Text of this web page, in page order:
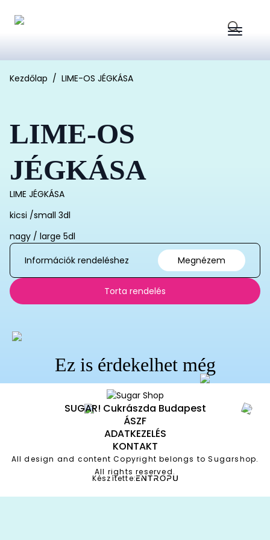
Search
Kezdőlap LIME-OS JÉGKÁSA
LIME-OS
JÉGKÁSA
LIME JÉGKÁSA
kicsi /small 3dl
nagy / large 5dl
Információk rendeléshez
Megnézem
Torta rendelés
Ez is érdekelhet még
SUGAR! Cukrászda Budapest
ÁSZF
ADATKEZELÉS
KONTAKT
All design and content Copyright belongs to Sugarshop.
All rights reserved.
Készítette: